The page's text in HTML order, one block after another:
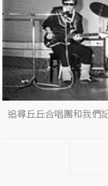
追尋丘丘合唱團和我